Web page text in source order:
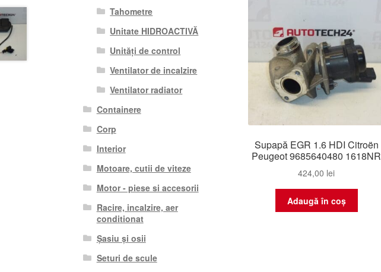
Supapă EGR 1.6 HDI Citroën
Peugeot 9685640480 1618NR
424,00 lei
Adaugă în coș
Tahometre
Unitate HIDROACTIVĂ
Unități de control
Ventilator de incalzire
Ventilator radiator
Containere
Corp
Interior
Motoare, cutii de viteze
Motor - piese si accesorii
Racire, incalzire, aer
conditionat
Șasiu și osii
Seturi de scule